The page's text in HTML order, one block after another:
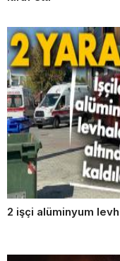
2 işçi alüminyum